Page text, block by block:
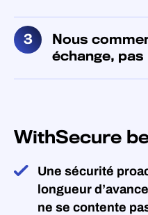
Nous
échange,
WithSecure
Une sécurité
longueur
ne se contente